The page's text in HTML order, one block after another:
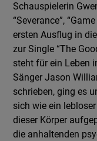
Schauspielerin
“Severance”,
ersten Ausflug in
zur Single “The
steht für ein Leben
Sänger Jason
schrieben, ging es
sich wie ein
dieser Körper
die anhaltenden